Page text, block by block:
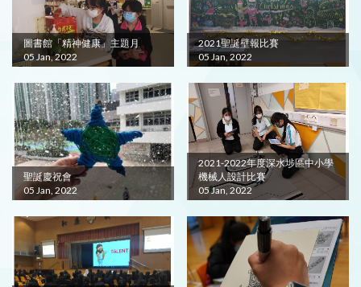
圖書館「精神健康」主題月
05 Jan, 2022
2021聖誕壁報比賽
05 Jan, 2022
聖誕慶祝會
05 Jan, 2022
2021-2022年度深水埗區中小學
機械人設計比賽
05 Jan, 2022